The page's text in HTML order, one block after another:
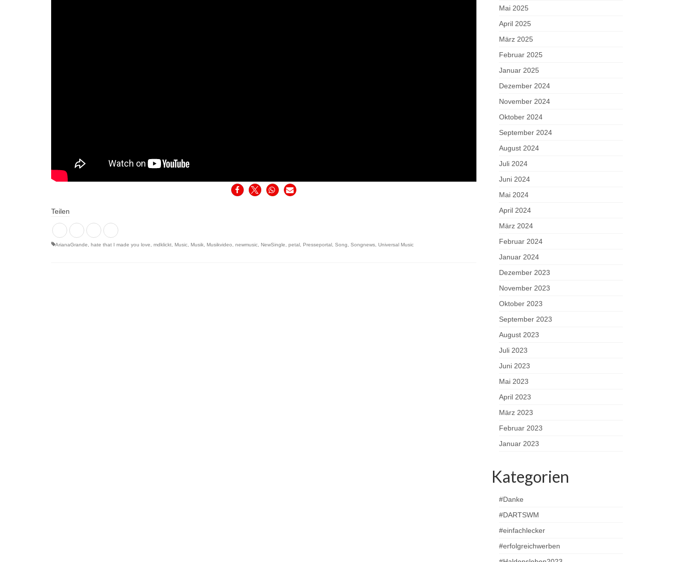
Teilen
ArianaGrande, hate that I made you love, mdklickt, Music, Musik, Musikvideo, newmusic, NewSingle, petal , Presseportal , Song, Songnews, Universal Music
Mai 2025
April 2025
März 2025
Februar 2025
Januar 2025
Dezember 2024
November 2024
Oktober 2024
September 2024
August 2024
Juli 2024
Juni 2024
Mai 2024
April 2024
März 2024
Februar 2024
Januar 2024
Dezember 2023
November 2023
Oktober 2023
September 2023
August 2023
Juli 2023
Juni 2023
Mai 2023
April 2023
März 2023
Februar 2023
Januar 2023
Kategorien
#Danke
#DARTSWM
#einfachlecker
#erfolgreichwerben